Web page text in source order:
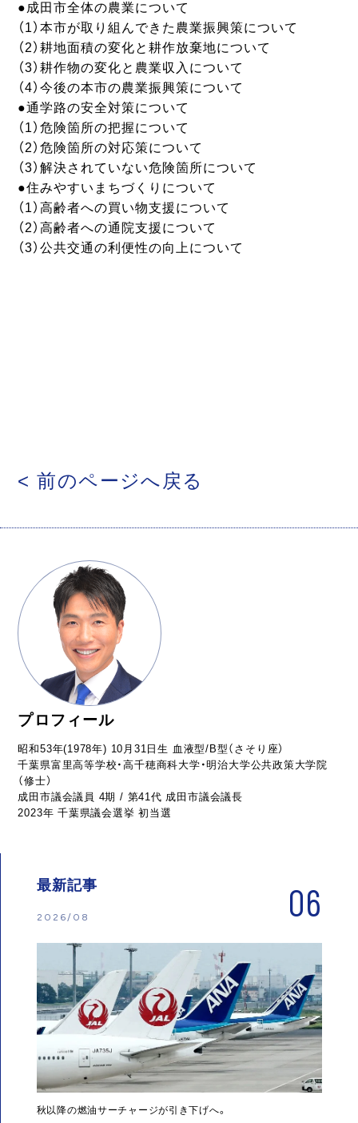
●成田市全体の農業について
（1）本市が取り組んできた農業振興策について
（2）耕地面積の変化と耕作放棄地について
（3）耕作物の変化と農業収入について
（4）今後の本市の農業振興策について
●通学路の安全対策について
（1）危険箇所の把握について
（2）危険箇所の対応策について
（3）解決されていない危険箇所について
●住みやすいまちづくりについて
（1）高齢者への買い物支援について
（2）高齢者への通院支援について
（3）公共交通の利便性の向上について
< 前のページへ戻る
プロフィール
昭和53年(1978年) 10月31日生 血液型/B型（さそり座）
千葉県富里高等学校・高千穂商科大学・明治大学公共政策大学院
（修士）
成田市議会議員 4期 / 第41代 成田市議会議長
2023年 千葉県議会選挙 初当選
最新記事
2026/08 06
秋以降の燃油サーチャージが引き下げへ。